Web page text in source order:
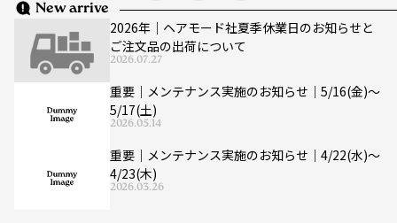
New arrive
2026年｜ヘアモード社夏季休業日のお知らせと
ご注文品の出荷について
2026.07.27
重要｜メンテナンス実施のお知らせ｜5/16(金)〜
5/17(土)
2026.05.14
重要｜メンテナンス実施のお知らせ｜4/22(水)〜
4/23(木)
2026.03.26